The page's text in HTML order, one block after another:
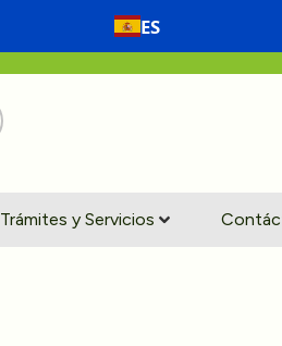
ES
Trámites y Servicios